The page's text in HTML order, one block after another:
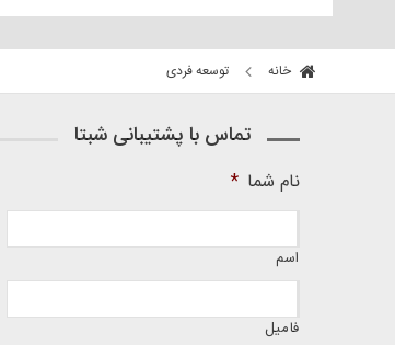
خانه توسعه فردی
تماس با پشتیبانی شبتا
نام شما *
اسم
فامیل